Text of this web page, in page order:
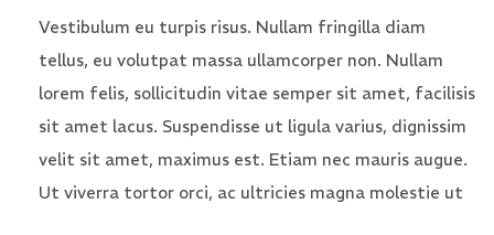
Vestibulum eu turpis risus. Nullam fringilla diam
tellus, eu volutpat massa ullamcorper non. Nullam
lorem felis, sollicitudin vitae semper sit amet, facilisis
sit amet lacus. Suspendisse ut ligula varius, dignissim
velit sit amet, maximus est. Etiam nec mauris augue.
Ut viverra tortor orci, ac ultricies magna molestie ut